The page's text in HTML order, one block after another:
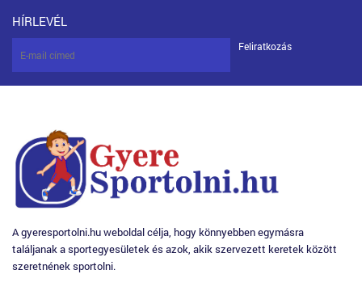
HÍRLEVÉL
Feliratkozás
A gyeresportolni.hu weboldal célja, hogy könnyebben egymásra
találjanak a sportegyesületek és azok, akik szervezett keretek között
szeretnének sportolni.